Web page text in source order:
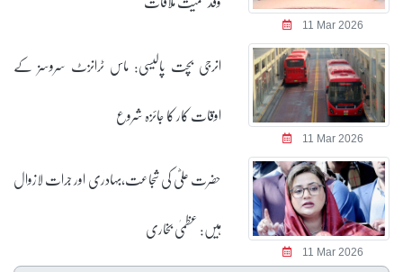
11 Mar 2026
11 Mar 2026
انرجی بچت پالیسی: ماس ٹرانزٹ سروسز کے
اوقات کار کا جائزہ شروع
11 Mar 2026
حضرت علیؓ کی شجاعت،بہادری اور جرات لازوال
ہیں: عظمیٰ بخاری